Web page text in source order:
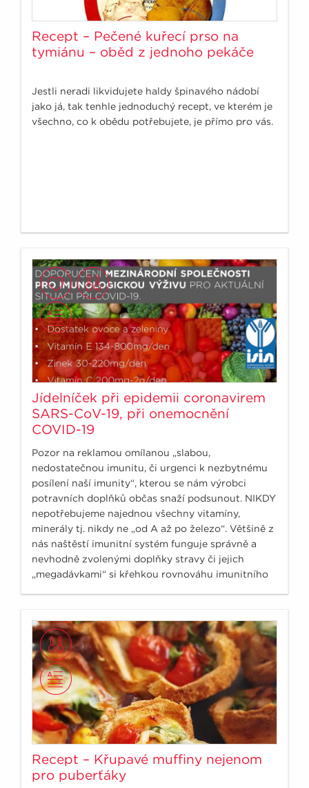
Recept – Pečené kuřecí prso na
tymiánu – oběd z jednoho pekáče
Jestli neradi likvidujete haldy špinavého nádobí
jako já, tak tenhle jednoduchý recept, ve kterém je
všechno, co k obědu potřebujete, je přímo pro vás.
Jídelníček při epidemii coronavirem
SARS-CoV-19, při onemocnění
COVID-19
Pozor na reklamou omílanou „slabou,
nedostatečnou imunitu, či urgenci k nezbytnému
posílení naší imunity“, kterou se nám výrobci
potravních doplňků občas snaží podsunout. NIKDY
nepotřebujeme najednou všechny vitamíny,
minerály tj. nikdy ne „od A až po železo“. Většině z
nás naštěstí imunitní systém funguje správně a
nevhodně zvolenými doplňky stravy či jejich
„megadávkami“ si křehkou rovnováhu imunitního
Recept – Křupavé muffiny nejenom
pro puberťáky